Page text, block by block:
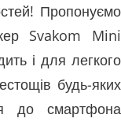
Пропонуємо
Svakom Mini
і для легкого
будь-яких
до смартфона